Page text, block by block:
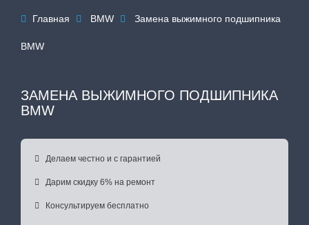
 Главная  BMW  Замена выжимного подшипника
BMW
ЗАМЕНА ВЫЖИМНОГО ПОДШИПНИКА
BMW
 Делаем честно и с гарантией
 Дарим скидку 6% на ремонт
 Консультируем бесплатно